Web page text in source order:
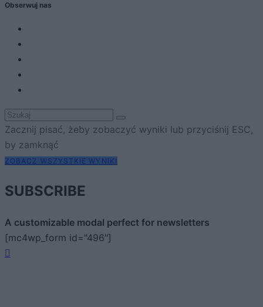
Obserwuj nas
Zacznij pisać, żeby zobaczyć wyniki lub przyciśnij ESC,
by zamknąć
ZOBACZ WSZYSTKIE WYNIKI
SUBSCRIBE
A customizable modal perfect for newsletters
[mc4wp_form id="496"]